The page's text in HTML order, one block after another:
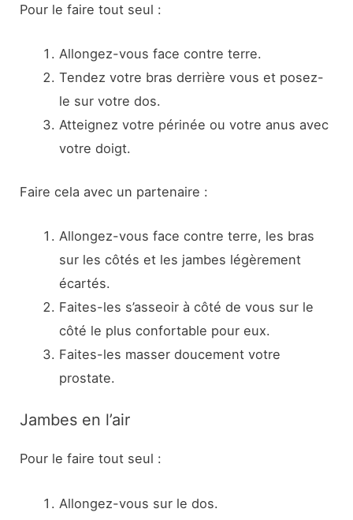
Pour le faire tout seul :
Allongez-vous face contre terre.
Tendez votre bras derrière vous et posez-
le sur votre dos.
Atteignez votre périnée ou votre anus avec
votre doigt.
Faire cela avec un partenaire :
Allongez-vous face contre terre, les bras
sur les côtés et les jambes légèrement
écartés.
Faites-les s’asseoir à côté de vous sur le
côté le plus confortable pour eux.
Faites-les masser doucement votre
prostate.
Jambes en l’air
Pour le faire tout seul :
Allongez-vous sur le dos.